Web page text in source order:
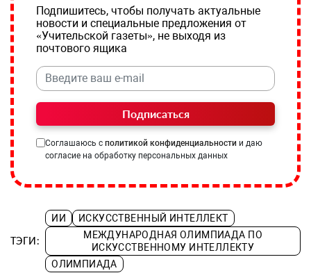
Подпишитесь, чтобы получать актуальные
новости и специальные предложения от
«Учительской газеты», не выходя из
почтового ящика
Подписаться
Соглашаюсь с политикой конфиденциальности и даю
согласие на обработку персональных данных
ТЭГИ:
ИИ
ИСКУССТВЕННЫЙ ИНТЕЛЛЕКТ
МЕЖДУНАРОДНАЯ ОЛИМПИАДА ПО
ИСКУССТВЕННОМУ ИНТЕЛЛЕКТУ
ОЛИМПИАДА